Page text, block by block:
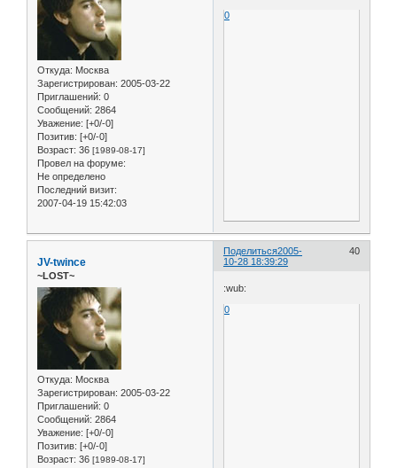
Откуда: Москва
Зарегистрирован: 2005-03-22
Приглашений: 0
Сообщений: 2864
Уважение: [+0/-0]
Позитив: [+0/-0]
Возраст: 36 [1989-08-17]
Провел на форуме:
Не определено
Последний визит:
2007-04-19 15:42:03
0
Поделиться 40
2005-
10-28 18:39:29
JV-twince
~LOST~
Откуда: Москва
Зарегистрирован: 2005-03-22
Приглашений: 0
Сообщений: 2864
Уважение: [+0/-0]
Позитив: [+0/-0]
Возраст: 36 [1989-08-17]
:wub:
0